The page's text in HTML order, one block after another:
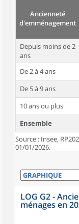
Ancienneté
d'emménagement
Depuis moins de 2
ans
De 2 à 4 ans
De 5 à 9 ans
10 ans ou plus
Ensemble
Source : Insee,
01/01/2026.
LOG G2 -
ménages en